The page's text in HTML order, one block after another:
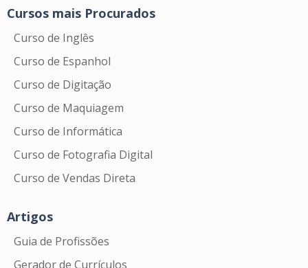
Cursos mais Procurados
Curso de Inglês
Curso de Espanhol
Curso de Digitação
Curso de Maquiagem
Curso de Informática
Curso de Fotografia Digital
Curso de Vendas Direta
Artigos
Guia de Profissões
Gerador de Currículos